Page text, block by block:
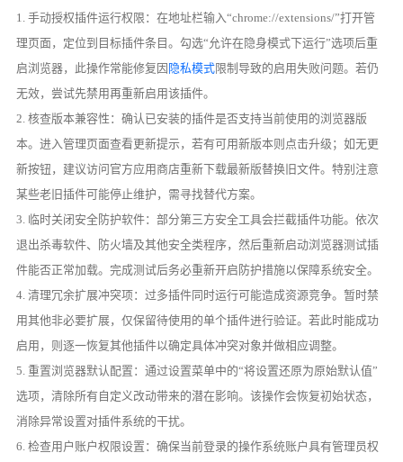
1. 手动授权插件运行权限：在地址栏输入“chrome://extensions/”打开管
理页面，定位到目标插件条目。勾选“允许在隐身模式下运行”选项后重
启浏览器，此操作常能修复因 隐私模式限制导致的启用失败问题。若仍
无效，尝试先禁用再重新启用该插件。
2. 核查版本兼容性：确认已安装的插件是否支持当前使用的浏览器版
本。进入管理页面查看更新提示，若有可用新版本则点击升级；如无更
新按钮，建议访问官方应用商店重新下载最新版替换旧文件。特别注意
某些老旧插件可能停止维护，需寻找替代方案。
3. 临时关闭安全防护软件：部分第三方安全工具会拦截插件功能。依次
退出杀毒软件、防火墙及其他安全类程序，然后重新启动浏览器测试插
件能否正常加载。完成测试后务必重新开启防护措施以保障系统安全。
4. 清理冗余扩展冲突项：过多插件同时运行可能造成资源竞争。暂时禁
用其他非必要扩展，仅保留待使用的单个插件进行验证。若此时能成功
启用，则逐一恢复其他插件以确定具体冲突对象并做相应调整。
5. 重置浏览器默认配置：通过设置菜单中的“将设置还原为原始默认值”
选项，清除所有自定义改动带来的潜在影响。该操作会恢复初始状态，
消除异常设置对插件系统的干扰。
6. 检查用户账户权限设置：确保当前登录的操作系统账户具有管理员权